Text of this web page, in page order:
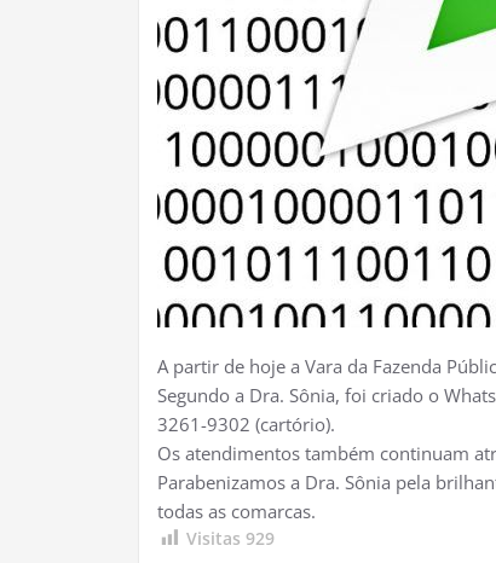
A partir de hoje a Vara da Fazenda
Segundo a Dra. Sônia, foi criado o
3261-9302 (cartório).
Os atendimentos também continuam
Parabenizamos a Dra. Sônia pela
todas as comarcas.
Visitas 929